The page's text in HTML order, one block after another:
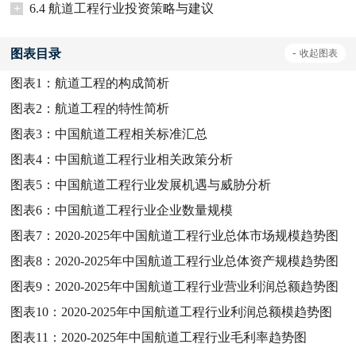
+
6.4 航道工程行业投资策略与建议
图表目录 - 收起图表
图表1：航道工程的构成简析
图表2：航道工程的特性简析
图表3：中国航道工程相关标准汇总
图表4：中国航道工程行业相关政策分析
图表5：中国航道工程行业发展机遇与威胁分析
图表6：中国航道工程行业企业数量规模
图表7： 2020-2025年中国航道工程行业总体市场规模趋势图
图表8： 2020-2025年中国航道工程行业总体资产规模趋势图
图表9： 2020-2025年中国航道工程行业营业利润总额趋势图
图表10： 2020-2025年中国航道工程行业利润总额模趋势图
图表11： 2020-2025年中国航道工程行业毛利率趋势图